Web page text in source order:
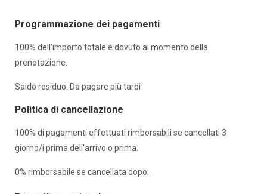
Programmazione dei pagamenti
100% dell'importo totale è dovuto al momento della
prenotazione.
Saldo residuo: Da pagare più tardi
Politica di cancellazione
100% di pagamenti effettuati rimborsabili se cancellati 3
giorno/i prima dell'arrivo o prima.
0% rimborsabile se cancellata dopo.